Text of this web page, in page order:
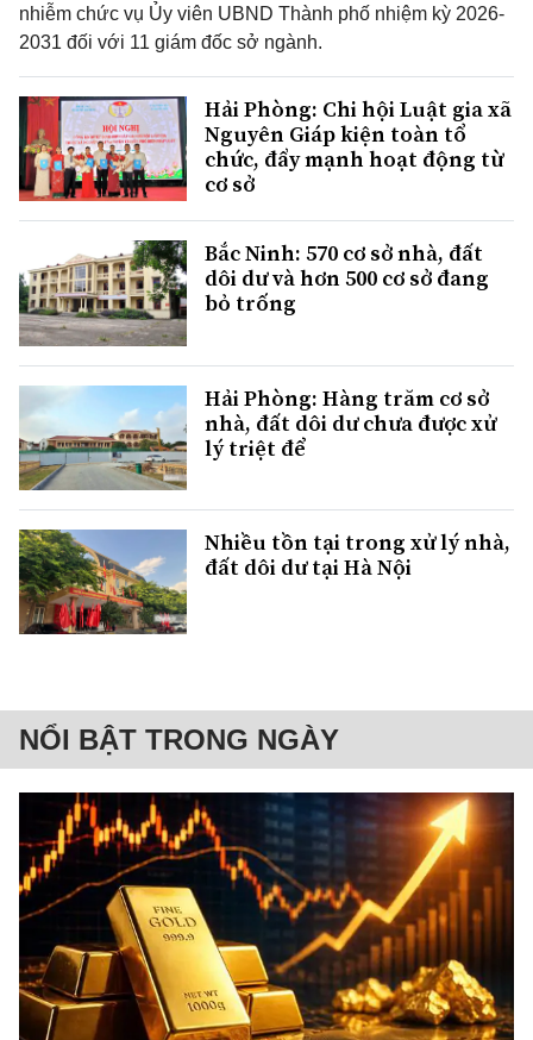
nhiễm chức vụ Ủy viên UBND Thành phố nhiệm kỳ 2026-
2031 đối với 11 giám đốc sở ngành.
Hải Phòng: Chi hội Luật gia xã
Nguyên Giáp kiện toàn tổ
chức, đẩy mạnh hoạt động từ
cơ sở
Bắc Ninh: 570 cơ sở nhà, đất
dôi dư và hơn 500 cơ sở đang
bỏ trống
Hải Phòng: Hàng trăm cơ sở
nhà, đất dôi dư chưa được xử
lý triệt để
Nhiều tồn tại trong xử lý nhà,
đất dôi dư tại Hà Nội
NỔI BẬT TRONG NGÀY